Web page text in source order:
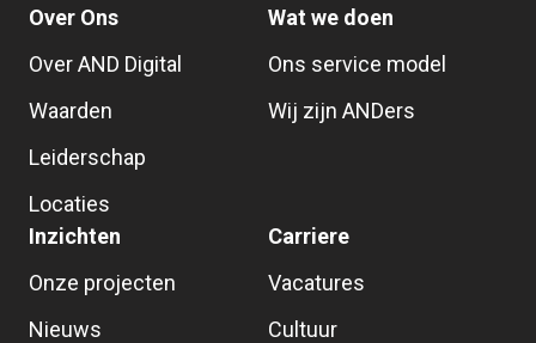
Over Ons
Over AND Digital
Waarden
Leiderschap
Locaties
Wat we doen
Ons service model
Wij zijn ANDers
Inzichten
Onze projecten
Nieuws
Carriere
Vacatures
Cultuur